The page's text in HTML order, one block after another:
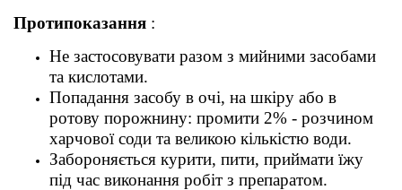
Протипоказання :
Не застосовувати разом з мийними засобами
та кислотами.
Попадання засобу в очі, на шкіру або в
ротову порожнину: промити 2% - розчином
харчової соди та великою кількістю води.
Забороняється курити, пити, приймати їжу
під час виконання робіт з препаратом.